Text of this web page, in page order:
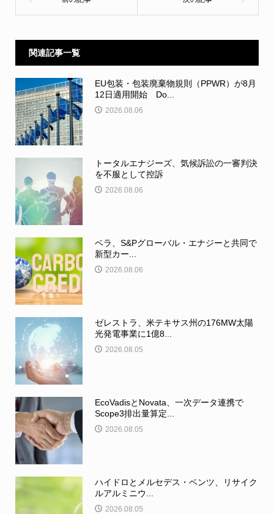
関連記事一覧
EU包装・包装廃棄物規則（PPWR）が8月
12日適用開始 Do...
2026.08.06
トータルエナジーズ、気候訴訟の一審判決
を不服として控訴
2026.08.06
ベラ、S&Pグローバル・エナジーと共同で
新型カー...
2026.08.06
ゼレストラ、米テキサス州の176MW太陽
光発電事業に1億8...
2026.08.05
EcoVadisとNovata、一次データ連携で
Scope3排出量算定...
2026.08.05
ハイドロとメルセデス・ベンツ、リサイク
ルアルミニウ...
2026.08.05